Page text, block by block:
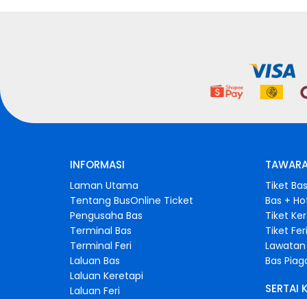
INFORMASI
Laman Utama
Tentang BusOnline Ticket
Pengusaha Bas
Terminal Bas
Terminal Feri
Laluan Bas
Laluan Keretapi
Laluan Feri
Tiket
Bas +
Tiket
Tiket
Bas
SERTAI